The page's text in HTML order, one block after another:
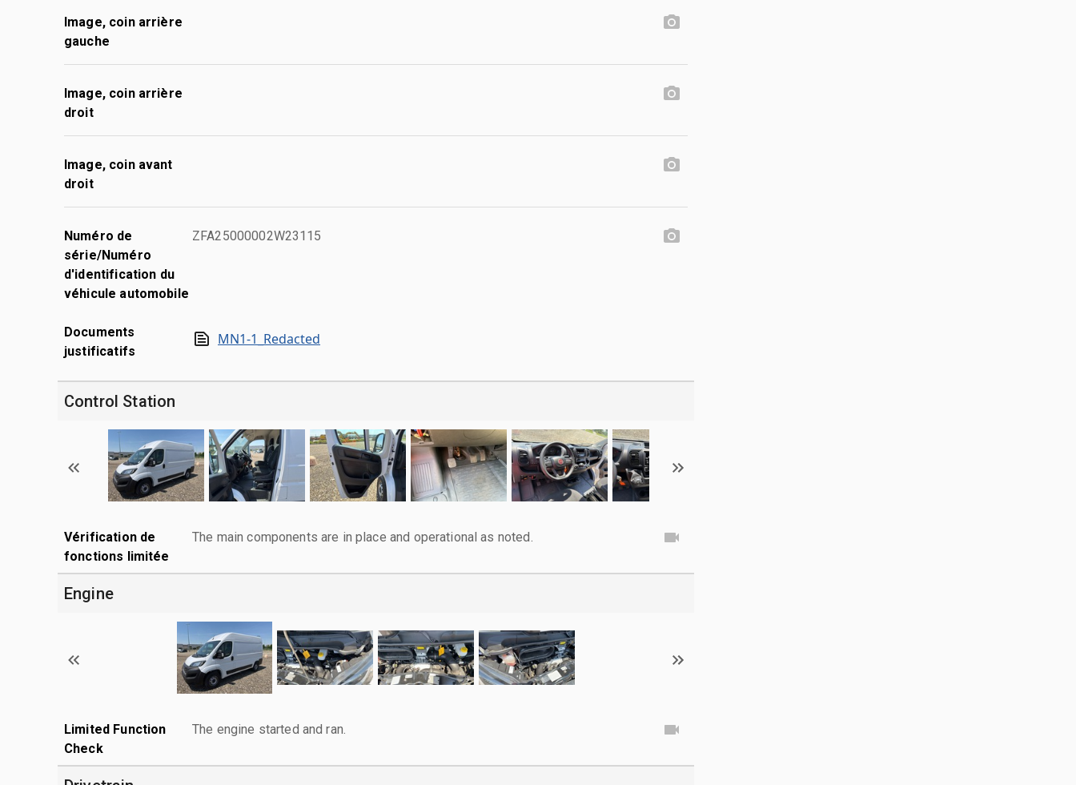
Image, coin arrière
gauche
Image, coin arrière
droit
Image, coin avant
droit
Numéro de
série/Numéro
d'identification du
véhicule automobile
ZFA25000002W23115
Documents
justificatifs
MN1-1_Redacted
Control Station
Vérification de
fonctions limitée
The main components are in place and operational as noted.
Engine
Limited Function
Check
The engine started and ran.